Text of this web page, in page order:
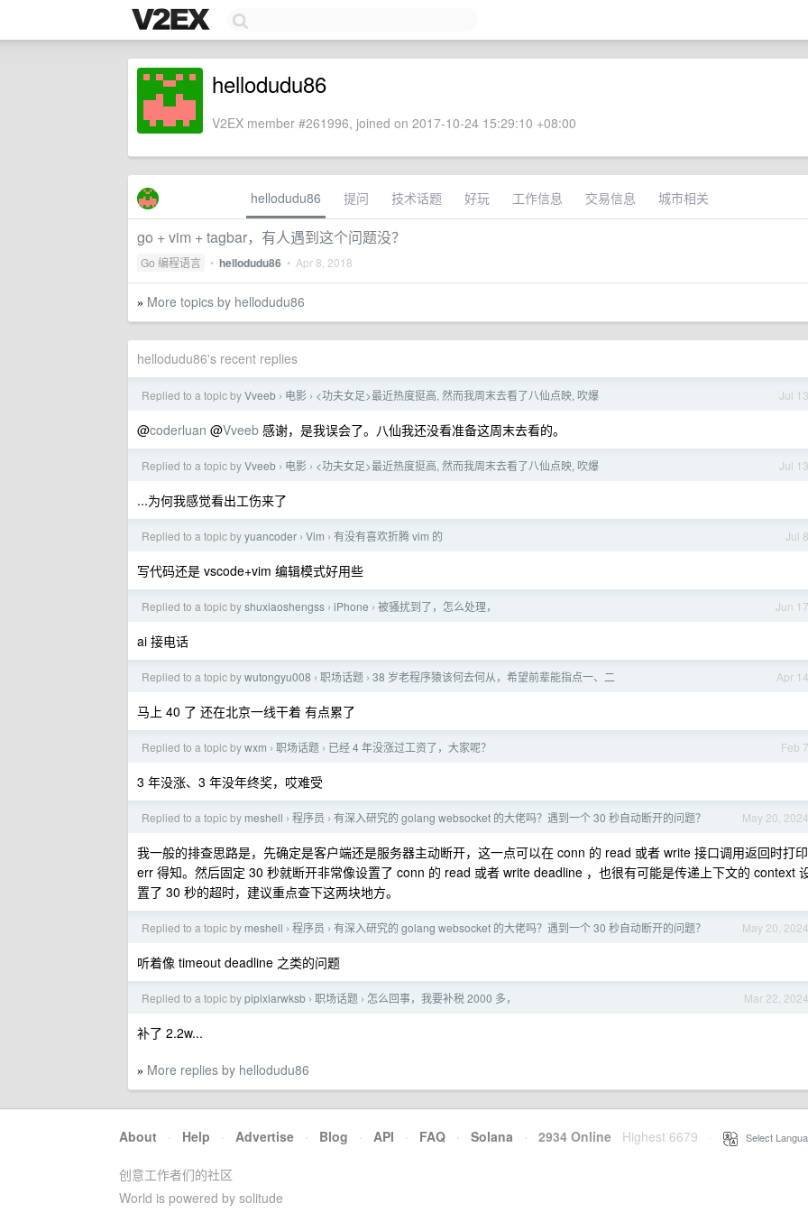
hellodudu86
V2EX member #261996, joined on 2017-10-24 15:29:10 +08:00
hellodudu86 提问 技术话题 好玩 工作信息 交易信息 城市相关
go + vim + tagbar，有人遇到这个问题没？
Go 编程语言 • hellodudu86 • Apr 8, 2018
» More topics by hellodudu86
hellodudu86's recent replies
Jul 13
Replied to a topic byVveeb › 电影 › <功夫女足>最近热度挺高, 然而我周末去看了八仙点映, 吹爆
@coderluan @Vveeb 感谢，是我误会了。八仙我还没看准备这周末去看的。
Jul 13
Replied to a topic byVveeb › 电影 › <功夫女足>最近热度挺高, 然而我周末去看了八仙点映, 吹爆
...为何我感觉看出工伤来了
Jul 8
Replied to a topic byyuancoder › Vim › 有没有喜欢折腾 vim 的
写代码还是 vscode+vim 编辑模式好用些
Jun 17
Replied to a topic byshuxiaoshengss › iPhone › 被骚扰到了，怎么处理，
ai 接电话
Apr 14
Replied to a topic bywutongyu008 › 职场话题 › 38 岁老程序猿该何去何从，希望前辈能指点一、二
马上 40 了 还在北京一线干着 有点累了
Feb 7
Replied to a topic bywxm › 职场话题 › 已经 4 年没涨过工资了，大家呢？
3 年没涨、3 年没年终奖，哎难受
May 20, 2024
Replied to a topic by meshell › 程序员 › 有深入研究的 golang websocket 的大佬吗？遇到一个 30 秒自动断开的问题？
我一般的排查思路是，先确定是客户端还是服务器主动断开，这一点可以在 conn 的 read 或者 write 接口调用返回时打印
err 得知。然后固定 30 秒就断开非常像设置了 conn 的 read 或者 write deadline ，也很有可能是传递上下文的 context
置了 30 秒的超时，建议重点查下这两块地方。
May 20, 2024
Replied to a topic by meshell › 程序员 › 有深入研究的 golang websocket 的大佬吗？遇到一个 30 秒自动断开的问题？
听着像 timeout deadline 之类的问题
Mar 22, 2024
Replied to a topic bypipixiarwksb › 职场话题 › 怎么回事，我要补税 2000 多，
补了 2.2w...
» More replies by hellodudu86
About · Help · Advertise · Blog · API · FAQ · Solana · 2934 Online Highest 6679 Select
创意工作者们的社区
World is powered by solitude